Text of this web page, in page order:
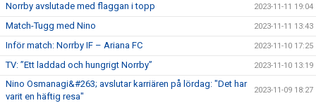
Norrby avslutade med flaggan i topp 2023-11-11 19:04
Match-Tugg med Nino 2023-11-11 13:43
Inför match: Norrby IF – Ariana FC 2023-11-10 17:25
TV: ”Ett laddad och hungrigt Norrby” 2023-11-10 13:19
Nino Osmanagi&#263; avslutar karriären på lördag: "Det har
varit en häftig resa"
2023-11-09 18:27